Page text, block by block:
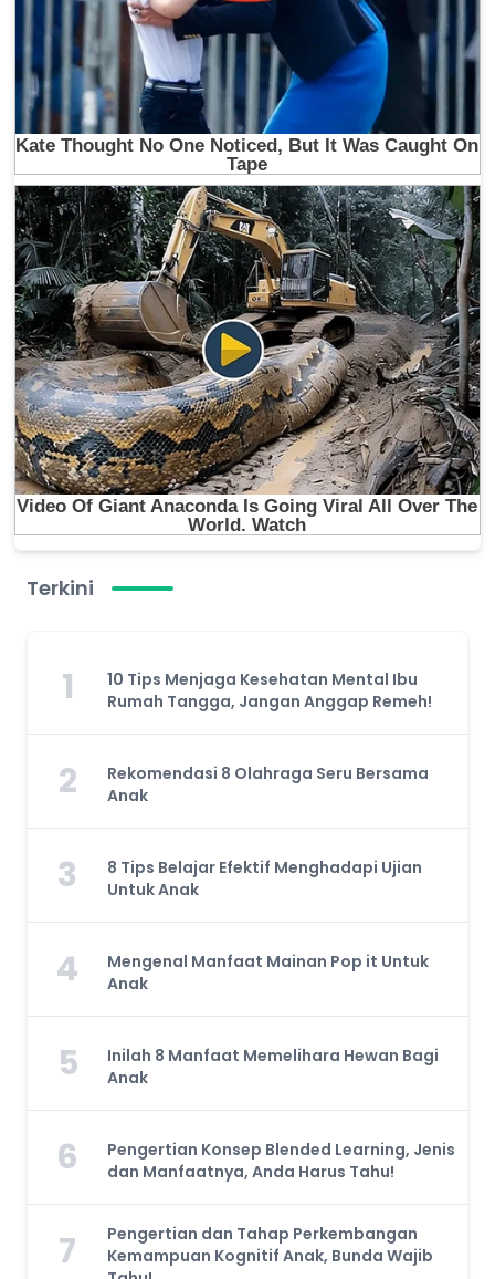
Terkini
1
10 Tips Menjaga Kesehatan Mental Ibu
Rumah Tangga, Jangan Anggap Remeh!
2
Rekomendasi 8 Olahraga Seru Bersama
Anak
3
8 Tips Belajar Efektif Menghadapi Ujian
Untuk Anak
4
Mengenal Manfaat Mainan Pop it Untuk
Anak
5
Inilah 8 Manfaat Memelihara Hewan Bagi
Anak
6
Pengertian Konsep Blended Learning, Jenis
dan Manfaatnya, Anda Harus Tahu!
7
Pengertian dan Tahap Perkembangan
Kemampuan Kognitif Anak, Bunda Wajib